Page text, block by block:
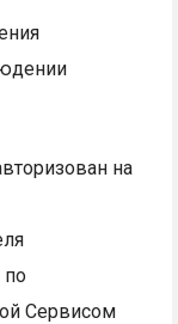
на
по
Сервисом